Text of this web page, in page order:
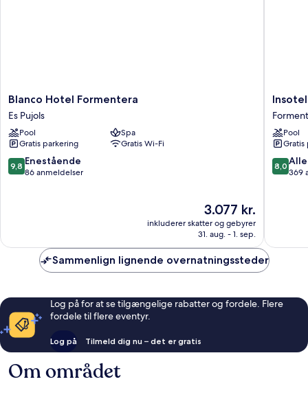
Blanco
Hotel
Formentera
Es
Pujols
Blanco Hotel Formentera
Es Pujols
Pool
Spa
Gratis parkering
Gratis Wi-Fi
9.8
ud
9,8 Enestående
86 anmeldelser
Prisen
er
3.077 kr.
3.077 kr.
inkluderer skatter og gebyrer
31. aug. - 1. sep.
Insotel
Hotel
Playa
Pool
Gratis
8.0
ud
8,0
369
Sammenlign lignende overnatningssteder
Log på for at se tilgængelige rabatter og fordele. Flere
fordele til flere eventyr.
Log på Tilmeld dig nu – det er gratis
Om området